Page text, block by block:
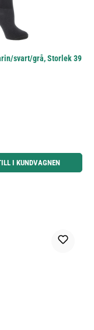
svart/grå, Storlek 39
att öka eller minska kvantiteten.
I KUNDVAGNEN